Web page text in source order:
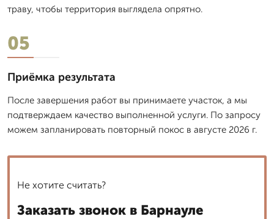
траву, чтобы территория выглядела опрятно.
05
Приёмка результата
После завершения работ вы принимаете участок, а мы
подтверждаем качество выполненной услуги. По запросу
можем запланировать повторный покос в августе 2026 г.
Не хотите считать?
Заказать звонок в Барнауле